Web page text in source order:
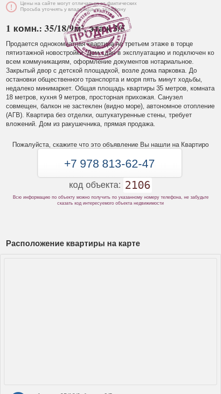
Цены на сайте могут отличаться от фактических
Просьба уточнять у владельца по телефону
1 комн.: 35/18/9м², этаж 3/5
Продается однокомнатная квартира на третьем этаже в торце
пятиэтажной новостройки. Дом сдан в эксплуатацию и подключен ко
всем коммуникациям, оформление документов нотариальное.
Закрытый двор с детской площадкой, возле дома парковка. До
остановки общественного транспорта и моря пять минут ходьбы,
недалеко минимаркет. Общая площадь квартиры 35 метров, комната
18 метров, кухня 9 метров, просторная прихожая. Санузел
совмещен, балкон не застеклен (видно море), автономное отопление
(АГВ). Квартира без отделки, оштукатуренные стены, требует
вложений. Дом из ракушечника, прямая продажа.
Пожалуйста, скажите что это объявление Вы нашли на Квартиро
+7 978 813-62-47
код объекта: 2106
Всю информацию по объекту можно получить по указанному номеру телефона, не забудьте
сказать код интересуемого объекта недвижимости
Расположение квартиры на карте